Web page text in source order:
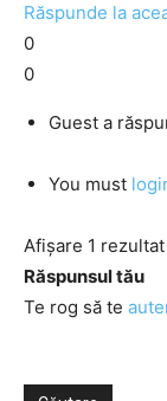
Răspunde la
0
0
Guest a
You must
Afișare 1 rezultat
Răspunsul tău
Te rog să te